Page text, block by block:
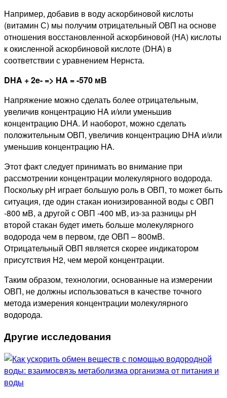
Например, добавив в воду аскорбиновой кислоты
(витамин С) мы получим отрицательный ОВП на основе
отношения восстановленной аскорбиновой (НА) кислоты
к окисленной аскорбиновой кислоте (DHA) в
соответствии с уравнением Нернста.
DHA + 2e- => HA = -570 мВ
Напряжение можно сделать более отрицательным,
увеличив концентрацию HA и/или уменьшив
концентрацию DHA. И наоборот, можно сделать
положительным ОВП, увеличив концентрацию DHA и/или
уменьшив концентрацию HA.
Этот факт следует принимать во внимание при
рассмотрении концентрации молекулярного водорода.
Поскольку pH играет большую роль в ОВП, то может быть
ситуация, где один стакан ионизированной воды с ОВП
-800 мВ, а другой с ОВП -400 мВ, из-за разницы pH
второй стакан будет иметь больше молекулярного
водорода чем в первом, где ОВП – 800мВ.
Отрицательный ОВП является скорее индикатором
присутствия H2, чем мерой концентрации.
Таким образом, технологии, основанные на измерении
ОВП, не должны использоваться в качестве точного
метода измерения концентрации молекулярного
водорода.
Другие исследования